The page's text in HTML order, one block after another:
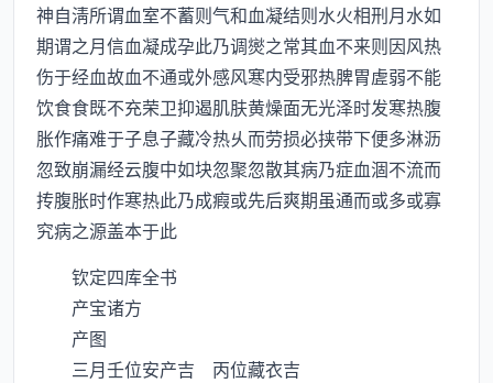
神自淸所谓血室不蓄则气和血凝结则水火相刑月水如
期谓之月信血凝成孕此乃调爕之常其血不来则因风热
伤于经血故血不通或外感风寒内受邪热脾胃虗弱不能
饮食食既不充荣卫抑遏肌肤黄燥面无光泽时发寒热腹
胀作痛难于子息子藏冷热乆而劳损必挟带下便多淋沥
忽致崩漏经云腹中如块忽聚忽散其病乃症血涸不流而
抟腹胀时作寒热此乃成瘕或先后爽期虽通而或多或寡
究病之源盖本于此
钦定四库全书
产宝诸方
产图
三月壬位安产吉 丙位藏衣吉